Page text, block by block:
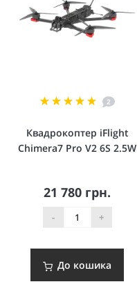
2
Квадрокоптер iFlight
Chimera7 Pro V2 6S 2.5W
21 780 грн.
- +
До кошика